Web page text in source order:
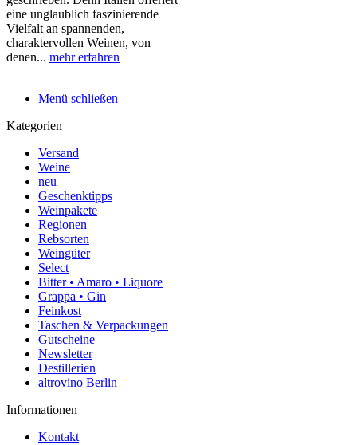
geschrieben. Denn Italien offeriert
eine unglaublich faszinierende
Vielfalt an spannenden,
charaktervollen Weinen, von
Versand
Weine
neu
Geschenktipps
Weinpakete
Regionen
Rebsorten
Weingüter
Select
Bitter • Amaro • Liquore
Grappa • Gin
Feinkost
Taschen & Verpackungen
Gutscheine
Newsletter
Destillerien